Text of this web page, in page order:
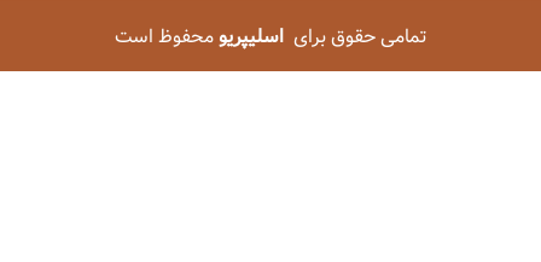
تمامی حقوق برایاسلیپریومحفوظ است